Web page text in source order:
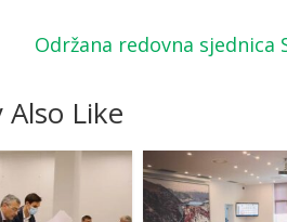
Održana redovna sjednica
Like